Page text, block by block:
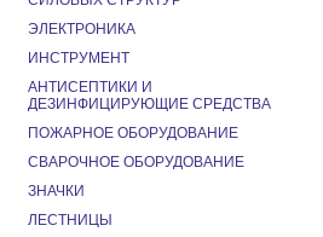
ЭЛЕКТРОНИКА
ИНСТРУМЕНТ
АНТИСЕПТИКИ И
ДЕЗИНФИЦИРУЮЩИЕ СРЕДСТВА
ПОЖАРНОЕ ОБОРУДОВАНИЕ
СВАРОЧНОЕ ОБОРУДОВАНИЕ
ЗНАЧКИ
ЛЕСТНИЦЫ